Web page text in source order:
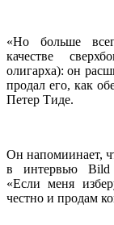
«Но больше
качестве
олигарха): он
продал его, как
Петер Тиде.
Он напомиинает,
в интервью Bild
«Если меня
честно и продам